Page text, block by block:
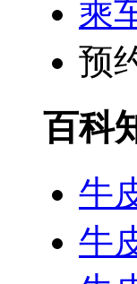
乘
预
百科
牛
牛